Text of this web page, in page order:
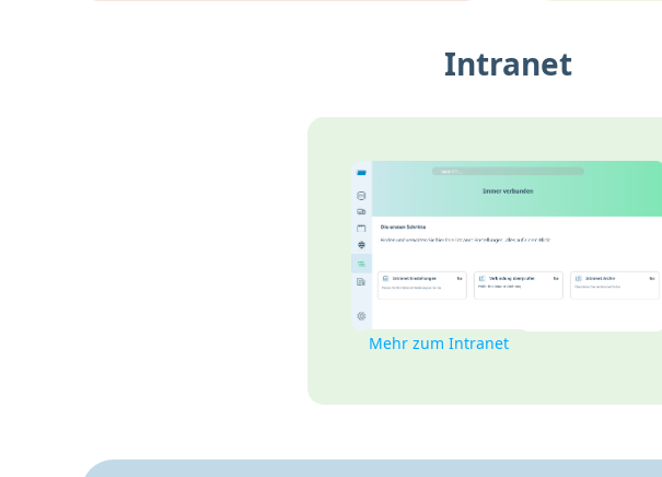
Intranet
Mehr zum Intranet